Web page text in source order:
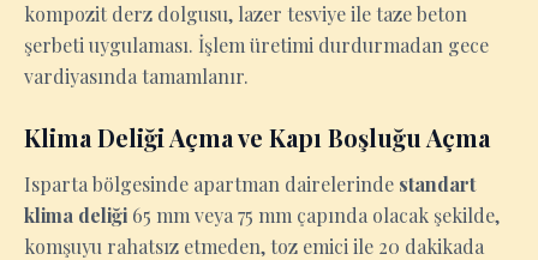
kompozit derz dolgusu, lazer tesviye ile taze beton
şerbeti uygulaması. İşlem üretimi durdurmadan gece
vardiyasında tamamlanır.
Klima Deliği Açma ve Kapı Boşluğu Açma
Isparta bölgesinde apartman dairelerinde standart
klima deliği 65 mm veya 75 mm çapında olacak şekilde,
komşuyu rahatsız etmeden, toz emici ile 20 dakikada